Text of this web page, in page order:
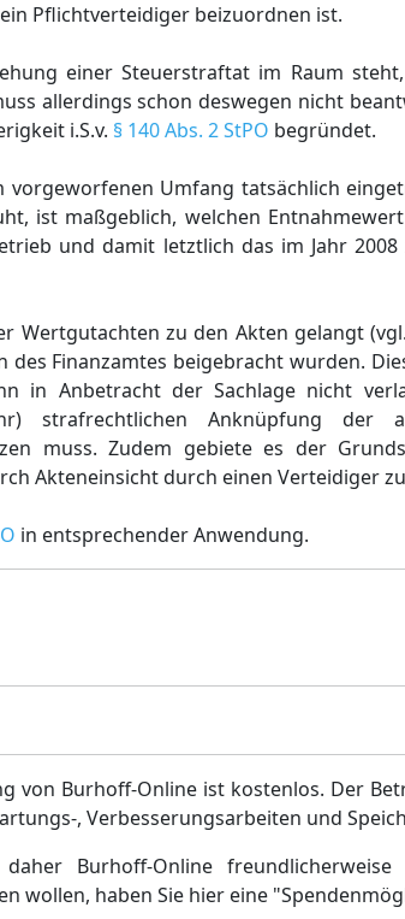
Pflichtverteidiger beizuordnen ist.
einer Steuerstraftat im Raum
allerdings schon deswegen nicht
i.S.v. § 140 Abs. 2 StPO begründet.
vorgeworfenen Umfang tatsächlich
ist maßgeblich, welchen
und damit letztlich das im Jahr
Wertgutachten zu den Akten gelangt
Finanzamtes beigebracht wurden.
in Anbetracht der Sachlage nicht
strafrechtlichen Anknüpfung der
muss. Zudem gebiete es der
Akteneinsicht durch einen Verteidiger
in entsprechender Anwendung.
von Burhoff-Online ist kostenlos. Der
, Verbesserungsarbeiten und
Burhoff-Online
wollen, haben Sie hier eine